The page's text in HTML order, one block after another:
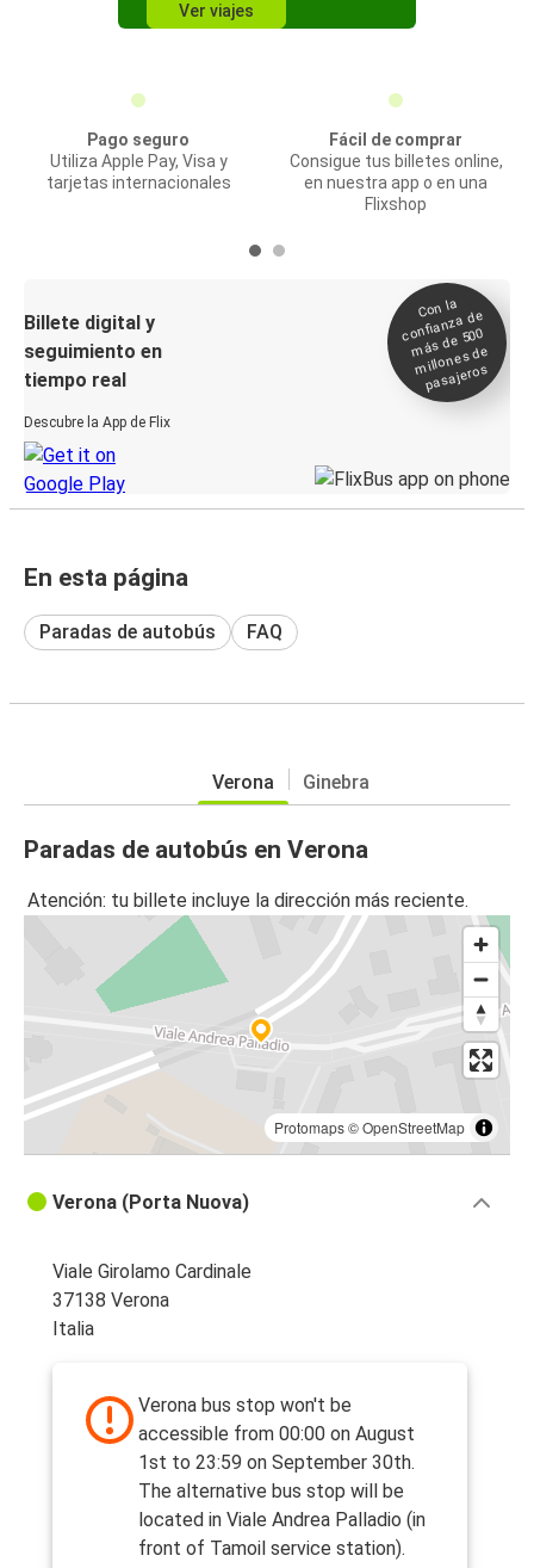
Ver viajes
Pago seguro
Utiliza Apple Pay, Visa y
tarjetas internacionales
Fácil de comprar
Consigue tus billetes online,
en nuestra app o en una
Flixshop
Billete digital y
seguimiento en
tiempo real
Descubre la App de Flix
Con la
confianza de
más de 500
millones de
pasajeros
En esta página
Paradas de autobús FAQ
Verona Ginebra
Paradas de autobús en Verona
Atención: tu billete incluye la dirección más reciente.
Protomaps©OpenStreetMap
Verona (Porta Nuova)
Viale Girolamo Cardinale
37138 Verona
Italia
Verona bus stop won't be
accessible from 00:00 on August
1st to 23:59 on September 30th.
The alternative bus stop will be
located in Viale Andrea Palladio (in
front of Tamoil service station).